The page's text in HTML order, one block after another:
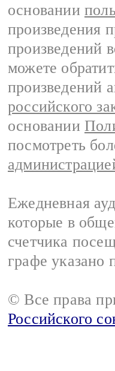
основании
произведения
произведений
можете
произведений
российского
основании
посмотреть
Ежедневная
которые в
счетчика
графе указано
© Все права
Российского